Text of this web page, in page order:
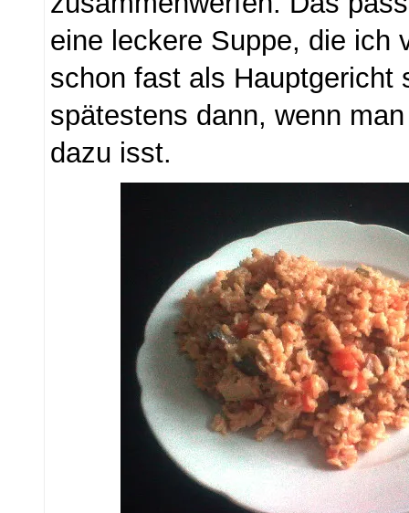
eine leckere Suppe, die ich
schon fast als Hauptgericht
spätestens dann, wenn
dazu isst.